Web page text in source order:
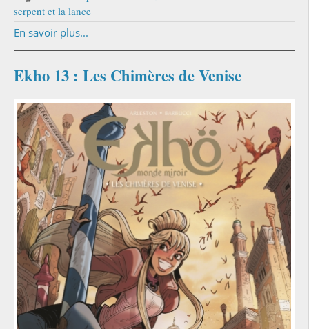
serpent et la lance
En savoir plus...
Ekho 13 : Les Chimères de Venise